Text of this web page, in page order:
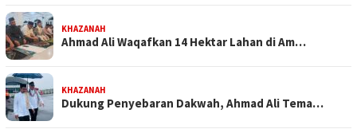
KHAZANAH
Ahmad Ali Waqafkan 14 Hektar Lahan di Am…
KHAZANAH
Dukung Penyebaran Dakwah, Ahmad Ali Tema…